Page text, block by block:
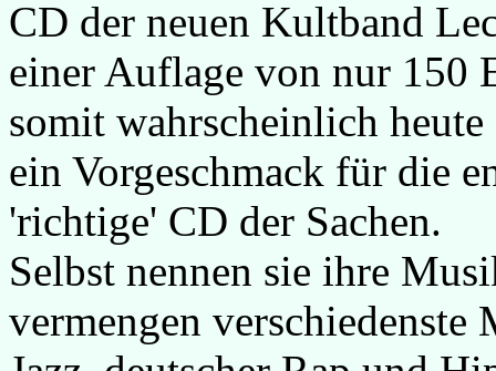
CD der neuen Kultband
einer Auflage von nur 150
somit wahrscheinlich
ein Vorgeschmack für die
'richtige' CD der Sachen.
Selbst nennen sie ihre
vermengen